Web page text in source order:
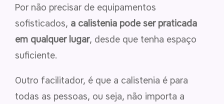
Por não precisar de equipamentos
sofisticados, a calistenia pode ser praticada
em qualquer lugar, desde que tenha espaço
suficiente.
Outro facilitador, é que a calistenia é para
todas as pessoas, ou seja, não importa a